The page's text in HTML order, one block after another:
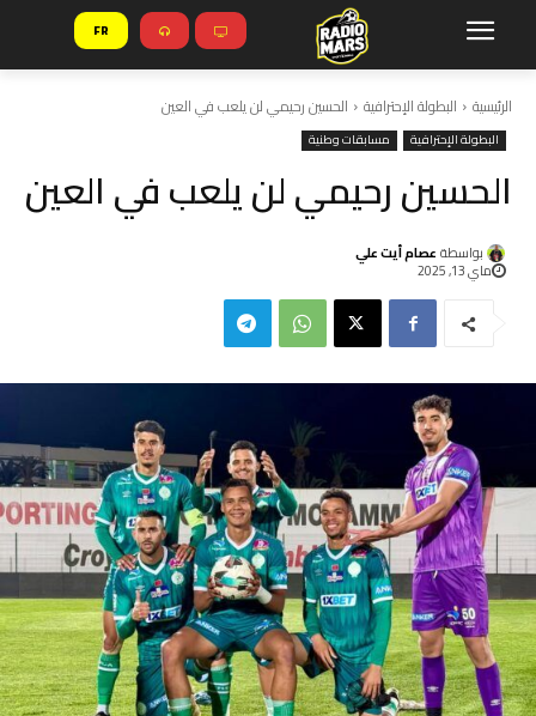
FR
الرئيسية البطولة الإحترافية الحسين رحيمي لن يلعب في العين
البطولة الإحترافية مسابقات وطنية
الحسين رحيمي لن يلعب في العين
بواسطة عصام أيت علي
ماي 13, 2025